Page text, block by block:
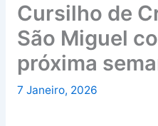
Cursilho de
São Miguel
próxima
7 Janeiro, 2026